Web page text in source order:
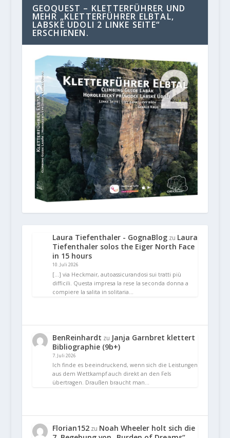
GEOQUEST – KLETTERFÜHRER UND
MEHR „KLETTERFÜHRER ELBTAL,
LABSKE UDOLI 2 LINKE SEITE“
ERSCHIENEN.
Laura Tiefenthaler - GognaBlogzu Laura
Tiefenthaler solos the Eiger North Face
in 15 hours
10. Juli 2026
[…] via Heckmair, autoassicurandosi sui tratti più
difficili. Questa impresa la rese la seconda donna a
compiere la salita in solitaria…
BenReinhardt zu Janja Garnbret klettert
Bibliographie (9b+)
7. Juli 2026
Ich finde es beeindruckend, wenn sich die Leistungen
aus dem Wettkampf auch direkt an den Fels
übertragen. Draußen braucht man…
Florian152zu Noah Wheeler holt sich die